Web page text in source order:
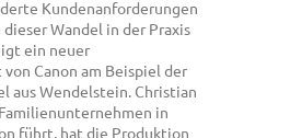
Kundenanforderungen
Wandel in der Praxis
ein neuer
Canon am Beispiel der
aus Wendelstein. Christian
in
führt, hat die Produktion